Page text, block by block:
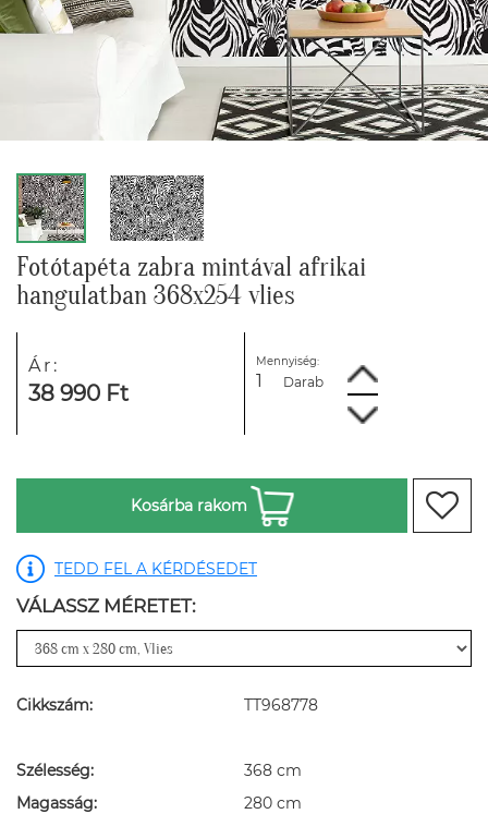
Fotótapéta zabra mintával afrikai
hangulatban 368x254 vlies
Ár:
38 990 Ft
Mennyiség:
Darab
Kosárba rakom
TEDD FEL A KÉRDÉSEDET
VÁLASSZ MÉRETET:
Cikkszám: TT968778
Szélesség:
368 cm
Magasság:
280 cm